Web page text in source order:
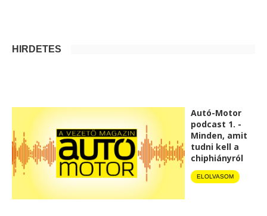
HIRDETÉS
Autó-Motor
podcast 1. -
Minden, amit
tudni kell a
chiphiányról
ELOLVASOM